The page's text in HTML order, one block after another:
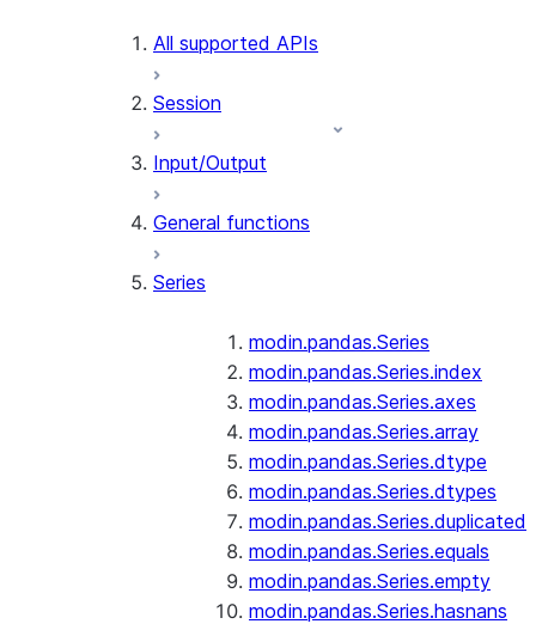
All supported APIs
Session
Input/Output
General functions
Series
modin.pandas.Series
modin.pandas.Series.index
modin.pandas.Series.axes
modin.pandas.Series.array
modin.pandas.Series.dtype
modin.pandas.Series.dtypes
modin.pandas.Series.duplicated
modin.pandas.Series.equals
modin.pandas.Series.empty
modin.pandas.Series.hasnans